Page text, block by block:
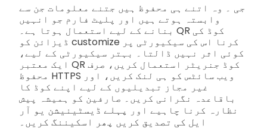
جی ۔ وہ اتنے ہی محفوظ ہیں جتنے معلومات جن سے
وابستہ ہوتے ہیں اور پلیٹ فارم جو انہیں
بنانے کے لیے استعمال ہوتا ہے۔ QR کوڈ کی
ڈیزائن کو customize کرنا اس کی سیکیورٹی پر
کوئی اثر نہیں ڈالتا۔ بہتر سیکیورٹی کے لیے،
ایک معتبر QR کوڈ جنریٹر استعمال کریں، صرف
محفوظ HTTPS ویب سائٹس کو ہی لنک کریں، اور
غیر مجاز تبدیلیوں کے لیے اپنے کوڈ کا
باقاعدہ نگرانی کریں۔ صارفین کو ہمیشہ پیش
نظارہ کرنا چاہیے اور پہلے ڈیسٹینیشن یو آر
ایل کی تصدیق کریں پھر اسکیننگ کریں۔